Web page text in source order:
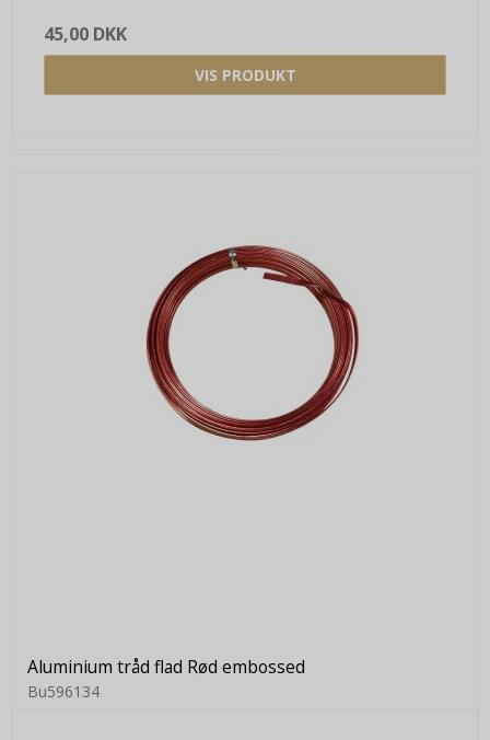
45,00 DKK
VIS PRODUKT
Aluminium tråd flad Rød embossed
Bu596134